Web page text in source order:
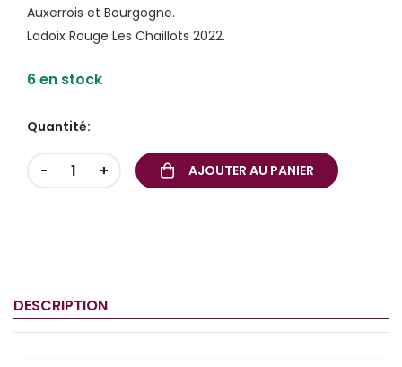
Auxerrois et Bourgogne.
Ladoix Rouge Les Chaillots 2022.
6 en stock
Quantité:
- + AJOUTER AU PANIER
DESCRIPTION